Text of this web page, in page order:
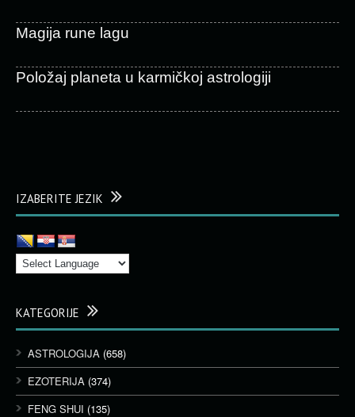
Magija rune lagu
Položaj planeta u karmičkoj astrologiji
IZABERITE JEZIK
KATEGORIJE
ASTROLOGIJA (658)
EZOTERIJA (374)
FENG SHUI (135)